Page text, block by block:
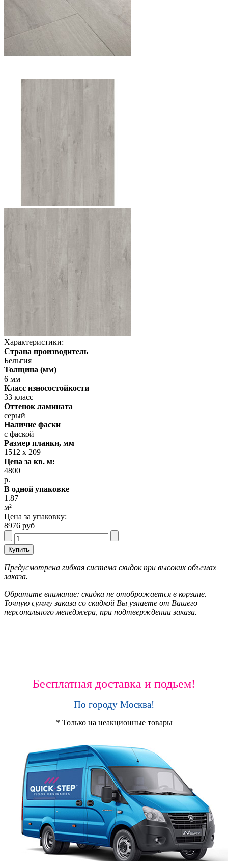
Характеристики:
Страна производитель
Бельгия
Толщина (мм)
6 мм
Класс износостойкости
33 класс
Оттенок ламината
серый
Наличие фаски
с фаской
Размер планки, мм
1512 х 209
Цена за кв. м:
4800
р.
В одной упаковке
1.87
м²
Цена за упаковку:
8976 руб
Предусмотрена гибкая система скидок при высоких объемах
заказа.
Обратите внимание: скидка не отоброжается в корзине.
Точную сумму заказа со скидкой Вы узнаете от Вашего
персонального менеджера, при подтверждении заказа.
Бесплатная доставка и подьем!
По городу Москва!
* Только на неакционные товары